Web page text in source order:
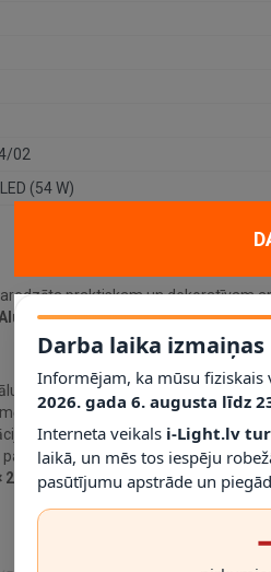
02
(54 W)
praktiskam un dekoratīvam
; gaismas avots / cokols
kombinācija palīdz šim modelim
3600 lm / 2700 K, palīdz
norādīta kā Jā; vienmēr
palīdz noteikt, kur gaismekli drīkst
240 mmļauj pirms montāžas
Darba laika izmaiņas
Informējam, ka mūsu fiziskais
2026. gada 6. augusta līdz
Interneta veikals i-Light.lv
laikā, un mēs tos iespēju
pasūtījumu apstrāde un